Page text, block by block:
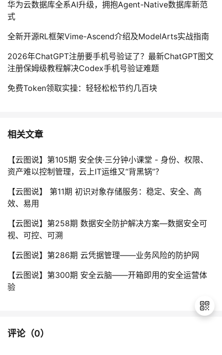
华为云数据库全系AI升级，拥抱Agent-Native数据库新范
式
全新开源RL框架Vime-Ascend介绍及ModelArts实战指南
2026年ChatGPT注册要手机号验证了？最新ChatGPT图文
注册保姆级教程解决Codex手机号验证难题
免费Token领取实操：轻轻松松节约几百块
相关文章
【云图说】第105期 安全侠·三分钟小课堂 - 身份、权限、
资产难以控制管理，云上IT运维又“背黑锅”？
【云图说】 第11期 初识对象存储服务：稳定、安全、高
效、易用
【云图说】第258期 数据安全防护解决方案—数据安全可
视、可控、可溯
【云图说】第286期 云凭据管理——业务风险的防护网
【云图说】第300期 安全云脑——开箱即用的安全运营体
验
评论（0）